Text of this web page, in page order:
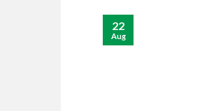
22
Aug